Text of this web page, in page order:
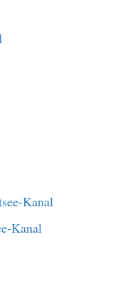
Kanal